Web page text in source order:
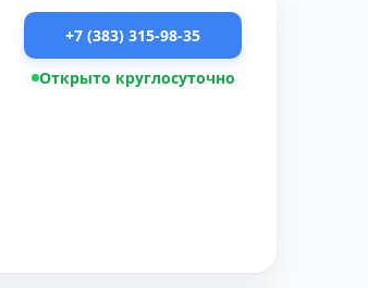
+7 (383) 315-98-35
Открыто круглосуточно